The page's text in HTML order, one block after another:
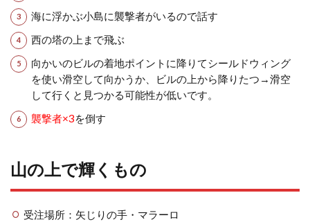
海に浮かぶ小島に襲撃者がいるので話す
西の塔の上まで飛ぶ
向かいのビルの着地ポイントに降りてシールドウィング
を使い滑空して向かうか、ビルの上から降りたつ→滑空
して行くと見つかる可能性が低いです。
襲撃者×3を倒す
山の上で輝くもの
受注場所：矢じりの手・マラーロ